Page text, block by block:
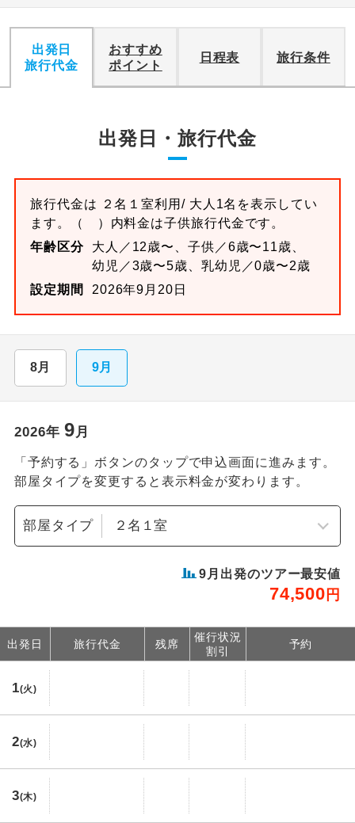
出発日
旅行代金
おすすめ
ポイント
日程表 旅行条件
出発日・旅行代金
旅行代金は ２名１室利用/ 大人1名を表示してい
ます。
（ ）内料金は子供旅行代金です。
年齢区分
大人／12歳〜、子供／6歳〜11歳、
幼児／3歳〜5歳、乳幼児／0歳〜2歳
設定期間
2026年9月20日
8月 9月
2026年 9月
「予約する」ボタンのタップで申込画面に進みます。
部屋タイプを変更すると表示料金が変わります。
部屋タイプ
9 月出発のツアー最安値
74,500 円
出発日 旅行代金 残席
催行状況
割引
予約
1(火)
2(水)
3(木)